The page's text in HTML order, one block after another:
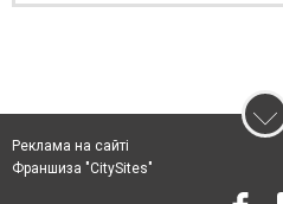
Реклама на сайті
Франшиза "CitySites"